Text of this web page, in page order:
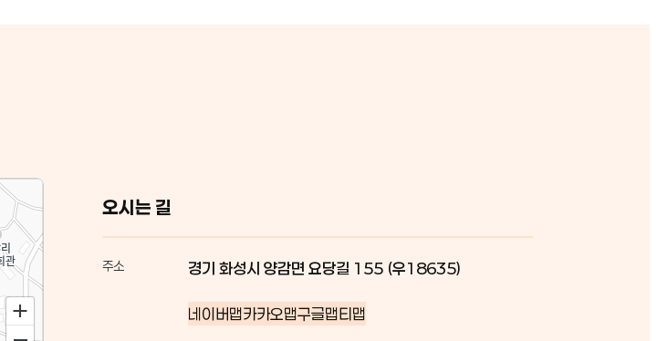
오시는 길
주소 경기 화성시 양감면 요당길 155 (우18635)
네이버맵카카오맵구글맵티맵